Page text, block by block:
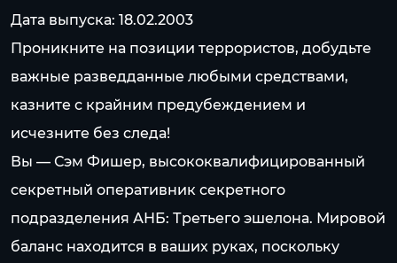
Дата выпуска: 18.02.2003
Проникните на позиции террористов, добудьте
важные разведданные любыми средствами,
казните с крайним предубеждением и
исчезните без следа!
Вы — Сэм Фишер, высококвалифицированный
секретный оперативник секретного
подразделения АНБ: Третьего эшелона. Мировой
баланс находится в ваших руках, поскольку